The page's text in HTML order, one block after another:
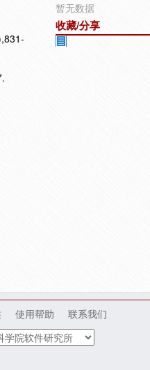
暂无数据
收藏/分享
使用帮助
联系我们